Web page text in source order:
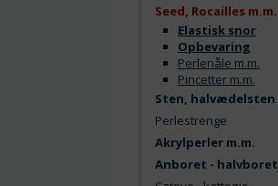
Seed, Rocailles m.m.
Elastisk snor
Opbevaring
Perlenåle m.m.
Pincetter m.m.
Sten, halvædelsten
Perlestrenge
Akrylperler m.m.
Anboret - halvboret